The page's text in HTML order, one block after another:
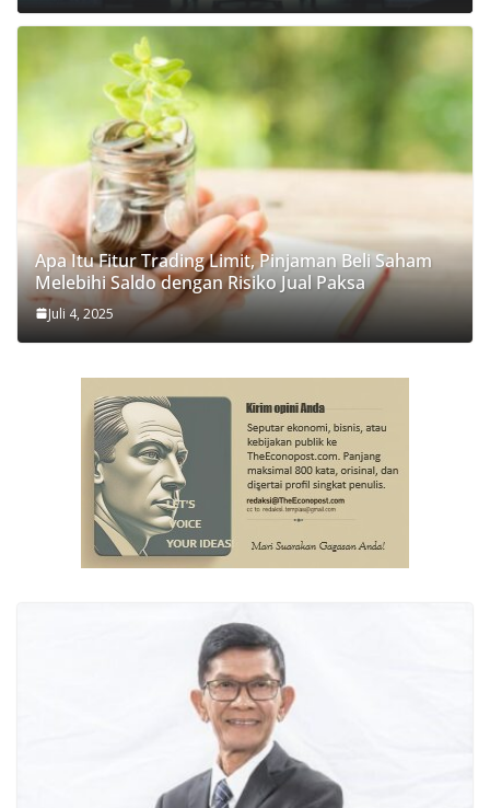
Apa Itu Fitur Trading Limit, Pinjaman Beli Saham
Melebihi Saldo dengan Risiko Jual Paksa
Juli 4, 2025